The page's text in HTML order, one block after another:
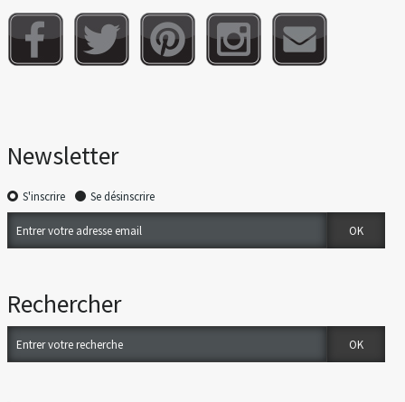
Newsletter
S'inscrire Se désinscrire
Rechercher